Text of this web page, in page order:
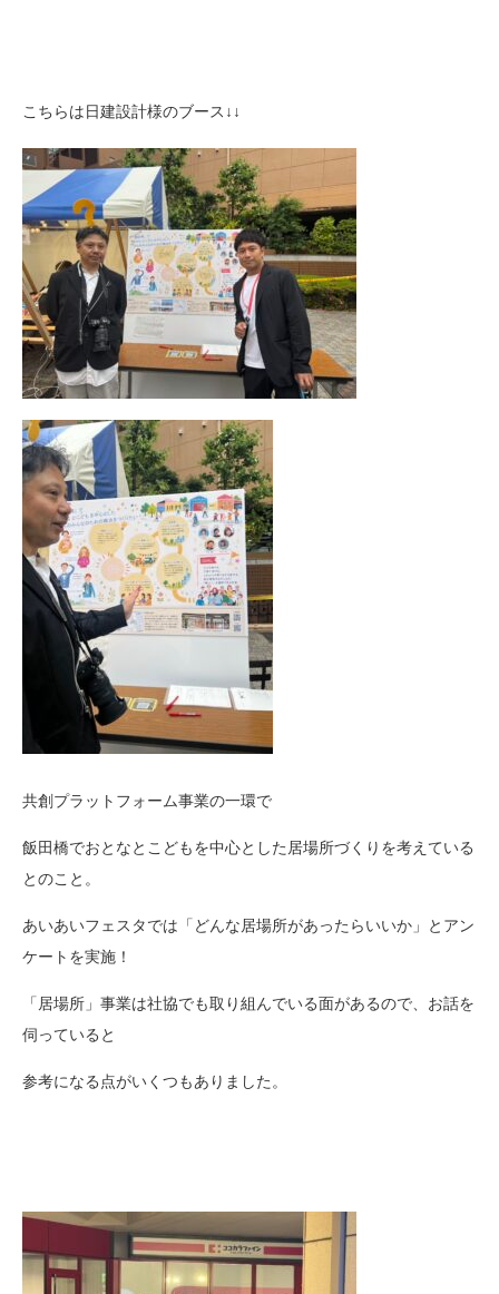
こちらは日建設計様のブース↓↓
共創プラットフォーム事業の一環で
飯田橋でおとなとこどもを中心とした居場所づくりを考えている
とのこと。
あいあいフェスタでは「どんな居場所があったらいいか」とアン
ケートを実施！
「居場所」事業は社協でも取り組んでいる面があるので、お話を
伺っていると
参考になる点がいくつもありました。